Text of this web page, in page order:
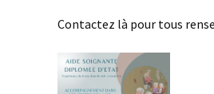
Contactez là pour tous